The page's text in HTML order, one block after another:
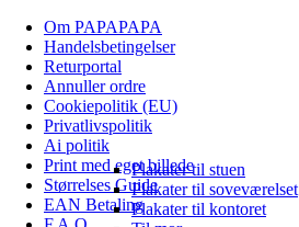
Plakater til stuen
Plakater til soveværelset
Plakater til kontoret
Om PAPAPAPA
Handelsbetingelser
Returportal
Annuller ordre
Cookiepolitik (EU)
Privatlivspolitik
Ai politik
Print med eget billede
Størrelses Guide
EAN Betaling